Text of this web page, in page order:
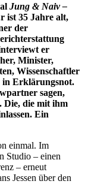
Jung & Naiv –
ist 35 Jahre alt,
der
er
Minister,
Wissenschaftler
in Erklärungsnot.
sagen,
Die, die mit ihm
Ein
einmal. Im
Studio – einen
– erneut
Jessen über den